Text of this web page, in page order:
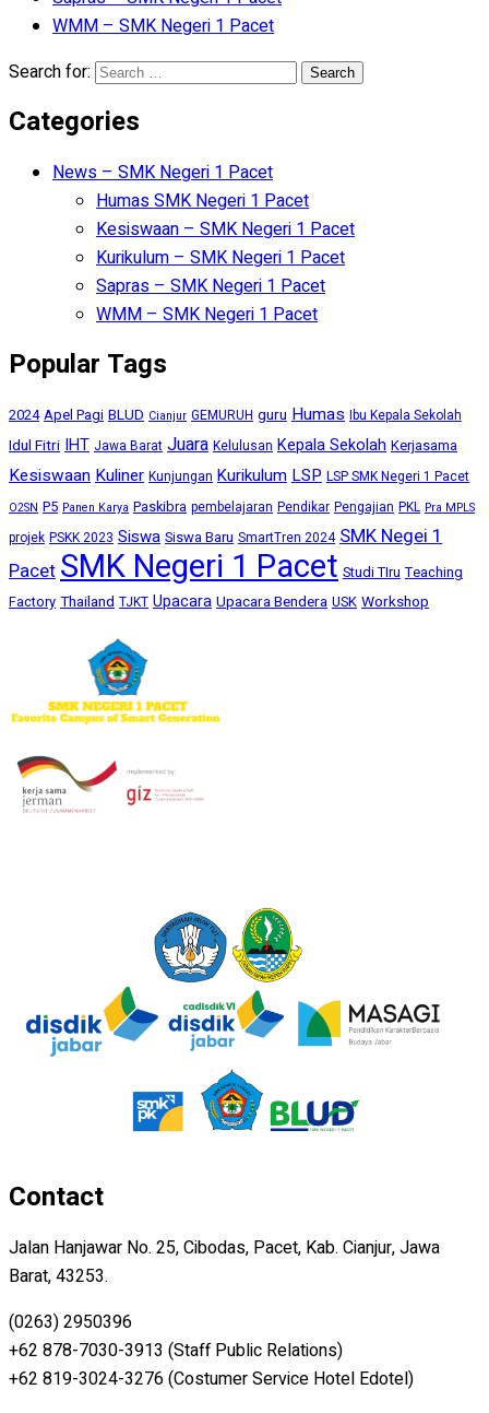
WMM – SMK Negeri 1 Pacet
Search for:
Categories
News – SMK Negeri 1 Pacet
Humas SMK Negeri 1 Pacet
Kesiswaan – SMK Negeri 1 Pacet
Kurikulum – SMK Negeri 1 Pacet
Sapras – SMK Negeri 1 Pacet
WMM – SMK Negeri 1 Pacet
Popular Tags
2024 Apel Pagi BLUD Cianjur GEMURUH guru Humas Ibu Kepala Sekolah
Idul Fitri IHT Jawa Barat Juara Kelulusan Kepala Sekolah Kerjasama
KesiswaanKuliner Kunjungan KurikulumLSP LSP SMK Negeri 1 Pacet
O2SN P5 Panen Karya Paskibra pembelajaran Pendikar Pengajian PKL Pra MPLS
projek PSKK 2023 Siswa Siswa Baru SmartTren 2024 SMK Negei 1
PacetSMK Negeri 1 Pacet Studi TIru Teaching
Factory Thailand TJKT Upacara Upacara Bendera USK Workshop
Contact
Jalan Hanjawar No. 25, Cibodas, Pacet, Kab. Cianjur, Jawa
Barat, 43253.
(0263) 2950396
+62 878-7030-3913 (Staff Public Relations)
+62 819-3024-3276 (Costumer Service Hotel Edotel)